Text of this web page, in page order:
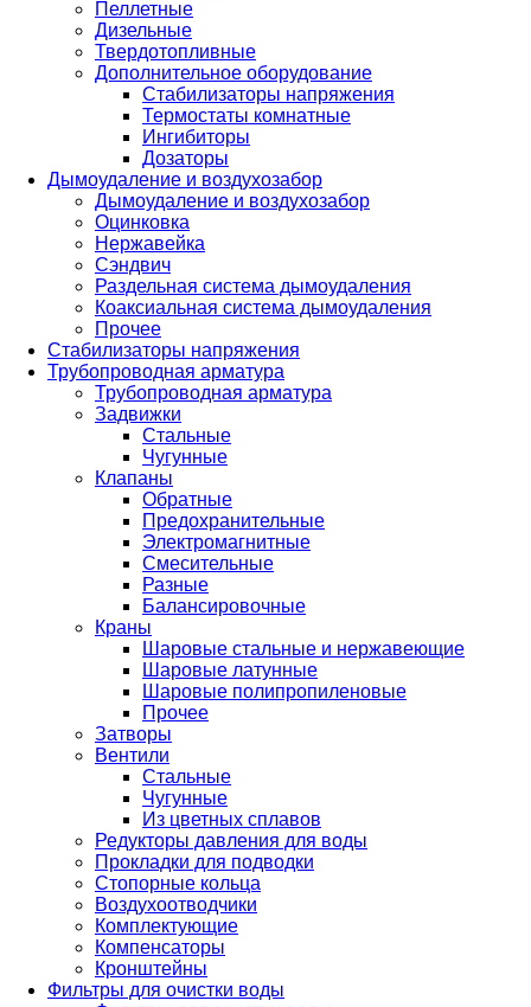
Пеллетные
Дизельные
Твердотопливные
Дополнительное оборудование
Стабилизаторы напряжения
Термостаты комнатные
Ингибиторы
Дозаторы
Дымоудаление и воздухозабор
Дымоудаление и воздухозабор
Оцинковка
Нержавейка
Сэндвич
Раздельная система дымоудаления
Коаксиальная система дымоудаления
Прочее
Стабилизаторы напряжения
Трубопроводная арматура
Трубопроводная арматура
Задвижки
Стальные
Чугунные
Клапаны
Обратные
Предохранительные
Электромагнитные
Смесительные
Разные
Балансировочные
Краны
Шаровые стальные и нержавеющие
Шаровые латунные
Шаровые полипропиленовые
Прочее
Затворы
Вентили
Стальные
Чугунные
Из цветных сплавов
Редукторы давления для воды
Прокладки для подводки
Стопорные кольца
Воздухоотводчики
Комплектующие
Компенсаторы
Кронштейны
Фильтры для очистки воды